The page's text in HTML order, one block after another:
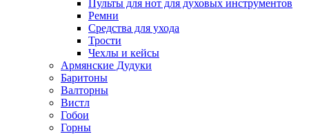
Пульты для нот для духовых инструментов
Ремни
Средства для ухода
Трости
Чехлы и кейсы
Армянские Дудуки
Баритоны
Валторны
Вистл
Гобои
Горны